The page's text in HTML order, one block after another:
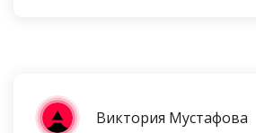
Виктория Мустафова